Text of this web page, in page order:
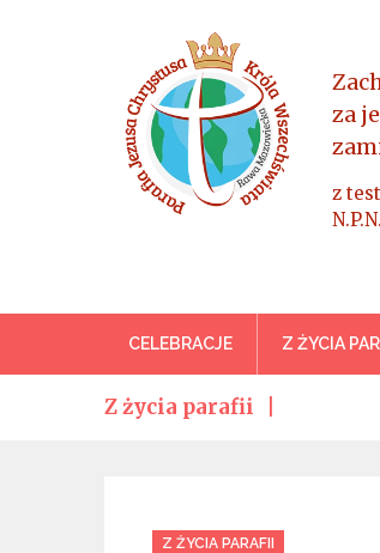
Parafia
za
z
CELEBRACJE Z ŻYCIA
Z życia parafii
Categories
Z ŻYCIA PARAFII